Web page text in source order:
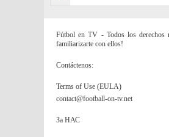
Fútbol en TV - Todos los derechos
familiarizarte con ellos!
Contáctenos:
Terms of Use (EULA)
contact@football-on-tv.net
За НАС